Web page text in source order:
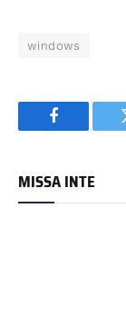
windows
Facebook
MISSA INTE